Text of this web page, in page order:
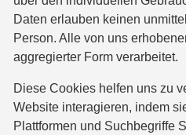
Daten erlauben keinen
Person. Alle von uns
aggregierter Form verarbeitet.
Diese Cookies helfen uns zu
Website interagieren, indem
Plattformen und Suchbegriffe